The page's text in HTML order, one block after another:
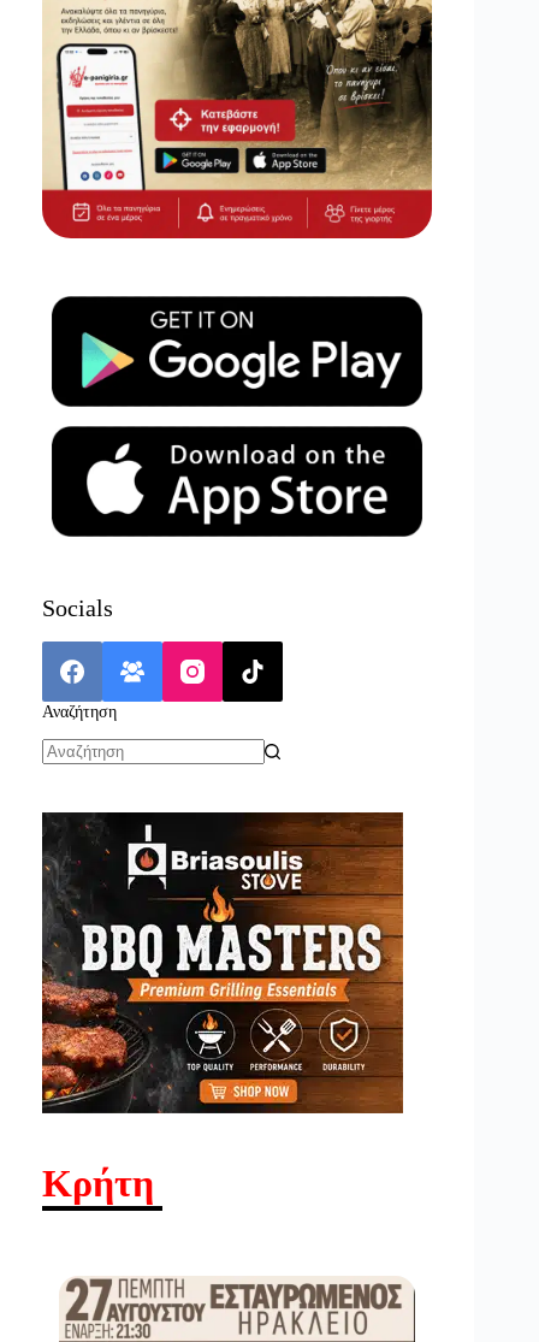
Socials
Αναζήτηση
Κρήτη